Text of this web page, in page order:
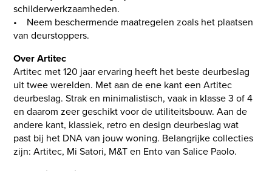
schilderwerkzaamheden.
• Neem beschermende maatregelen zoals het plaatsen
van deurstoppers.
Over Artitec
Artitec met 120 jaar ervaring heeft het beste deurbeslag
uit twee werelden. Met aan de ene kant een Artitec
deurbeslag. Strak en minimalistisch, vaak in klasse 3 of 4
en daarom zeer geschikt voor de utiliteitsbouw. Aan de
andere kant, klassiek, retro en design deurbeslag wat
past bij het DNA van jouw woning. Belangrijke collecties
zijn: Artitec, Mi Satori, M&T en Ento van Salice Paolo.